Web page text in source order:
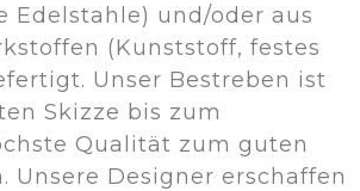
Edelstahle) und/oder aus
(Kunststoff, festes
Unser Bestreben ist
Skizze bis zum
Qualität zum guten
Unsere Designer erschaffen